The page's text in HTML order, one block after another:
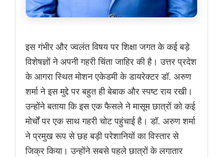
इस गंभीर और ज्वलंत विषय पर शिक्षा जगत के कई बड़े
विशेषज्ञों ने अपनी गहरी चिंता जाहिर की है। उत्तर प्रदेश
के आगरा स्थित मोशन एकेडमी के डायरेक्टर डॉ. अरुण
शर्मा ने इस मुद्दे पर बहुत ही बेबाक और स्पष्ट राय रखी।
उन्होंने बताया कि इस एक फैसले ने मासूम छात्रों को कई
मोर्चों पर एक साथ गहरी चोट पहुंचाई है। डॉ. अरुण शर्मा
ने प्रमुख रूप से छह बड़ी परेशानियों का विस्तार से
जिक्र किया। उन्होंने सबसे पहले छात्रों के लगातार